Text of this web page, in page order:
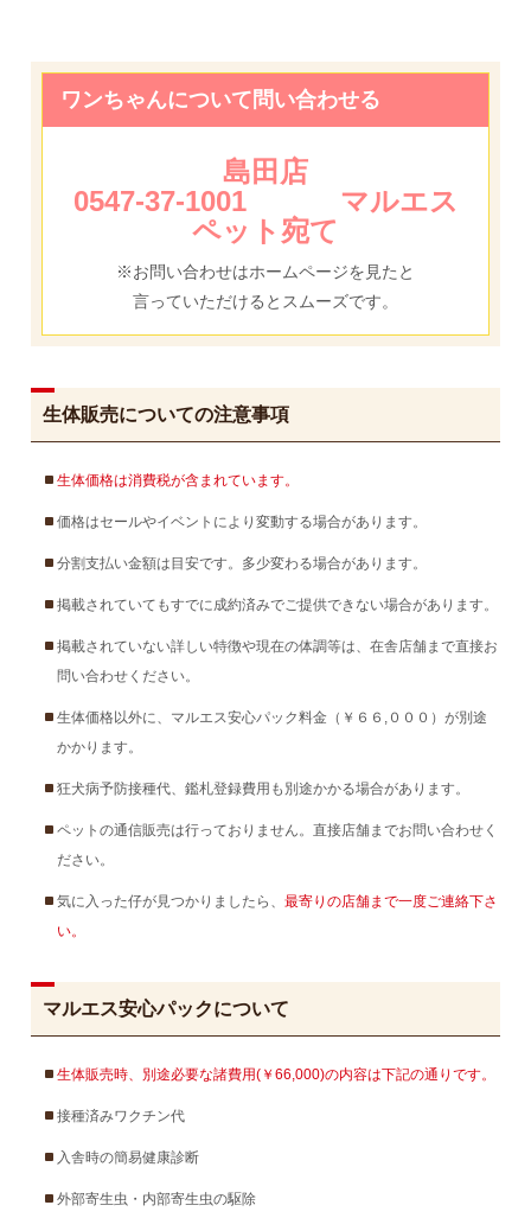
ワンちゃんについて問い合わせる
島田店
0547-37-1001 マルエス
ペット宛て
※お問い合わせはホームページを見たと
言っていただけるとスムーズです。
生体販売についての注意事項
生体価格は消費税が含まれています。
価格はセールやイベントにより変動する場合があります。
分割支払い金額は目安です。多少変わる場合があります。
掲載されていてもすでに成約済みでご提供できない場合があります。
掲載されていない詳しい特徴や現在の体調等は、在舎店舗まで直接お
問い合わせください。
生体価格以外に、マルエス安心パック料金（￥６６,０００）が別途
かかります。
狂犬病予防接種代、鑑札登録費用も別途かかる場合があります。
ペットの通信販売は行っておりません。直接店舗までお問い合わせく
ださい。
気に入った仔が見つかりましたら、 最寄りの店舗まで一度ご連絡下さ
い。
マルエス安心パックについて
生体販売時、別途必要な諸費用(￥66,000)の内容は下記の通りです。
接種済みワクチン代
入舎時の簡易健康診断
外部寄生虫・内部寄生虫の駆除